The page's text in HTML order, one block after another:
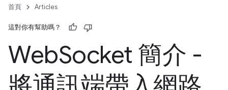
首頁 Articles
這對你有幫助嗎？
WebSocket 簡介 -